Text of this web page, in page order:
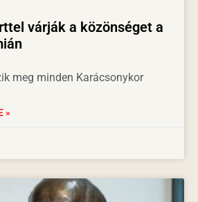
várják a közönséget a
meg minden Karácsonykor
»